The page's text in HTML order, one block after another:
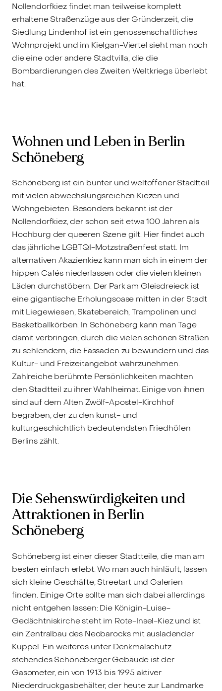
Nollendorfkiez findet man teilweise komplett
erhaltene Straßenzüge aus der Gründerzeit, die
Siedlung Lindenhof ist ein genossenschaftliches
Wohnprojekt und im Kielgan-Viertel sieht man noch
die eine oder andere Stadtvilla, die die
Bombardierungen des Zweiten Weltkriegs überlebt
hat.
Wohnen und Leben in Berlin
Schöneberg
Schöneberg ist ein bunter und weltoffener Stadtteil
mit vielen abwechslungsreichen Kiezen und
Wohngebieten. Besonders bekannt ist der
Nollendorfkiez, der schon seit etwa 100 Jahren als
Hochburg der queeren Szene gilt. Hier findet auch
das jährliche LGBTQI-Motzstraßenfest statt. Im
alternativen Akazienkiez kann man sich in einem der
hippen Cafés niederlassen oder die vielen kleinen
Läden durchstöbern. Der Park am Gleisdreieck ist
eine gigantische Erholungsoase mitten in der Stadt
mit Liegewiesen, Skatebereich, Trampolinen und
Basketballkörben. In Schöneberg kann man Tage
damit verbringen, durch die vielen schönen Straßen
zu schlendern, die Fassaden zu bewundern und das
Kultur- und Freizeitangebot wahrzunehmen.
Zahlreiche berühmte Persönlichkeiten machten
den Stadtteil zu ihrer Wahlheimat. Einige von ihnen
sind auf dem Alten Zwölf-Apostel-Kirchhof
begraben, der zu den kunst- und
kulturgeschichtlich bedeutendsten Friedhöfen
Berlins zählt.
Die Sehenswürdigkeiten und
Attraktionen in Berlin
Schöneberg
Schöneberg ist einer dieser Stadtteile, die man am
besten einfach erlebt. Wo man auch hinläuft, lassen
sich kleine Geschäfte, Streetart und Galerien
finden. Einige Orte sollte man sich dabei allerdings
nicht entgehen lassen: Die Königin-Luise-
Gedächtniskirche steht im Rote-Insel-Kiez und ist
ein Zentralbau des Neobarocks mit ausladender
Kuppel. Ein weiteres unter Denkmalschutz
stehendes Schöneberger Gebäude ist der
Gasometer, ein von 1913 bis 1995 aktiver
Niederdruckgasbehälter, der heute zur Landmarke